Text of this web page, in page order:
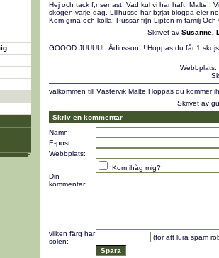
Hej och tack f;r senast! Vad kul vi har haft, Malte!!
skogen varje dag. Lillhusse har b;rjat blogga eler
Kom grna och kolla! Pussar fr[n Lipton m familj Och
Skrivet av Susanne,
GOOOD JUUUUL Ådinsson!!! Hoppas du får 1
Webbplats:
välkommen till Västervik Malte.Hoppas du kommer
Skrivet av
Skriv en kommentar
Namn:
E-post:
Webbplats:
Kom ihåg mig?
Din
kommentar:
vilken färg har
solen:
(för att lura spam